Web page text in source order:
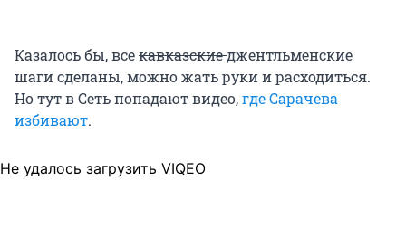
Казалось бы, всекавказскиеджентльменские
шаги сделаны, можно жать руки и расходиться.
Но тут в Сеть попадают видео,где Сарачева
избивают.
Не удалось загрузить VIQEO